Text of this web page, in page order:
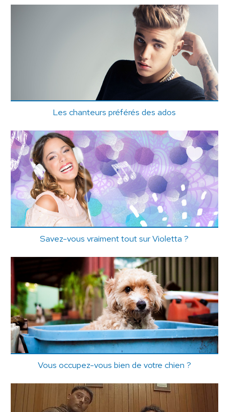
Les chanteurs préférés des ados
Savez-vous vraiment tout sur Violetta ?
Vous occupez-vous bien de votre chien ?